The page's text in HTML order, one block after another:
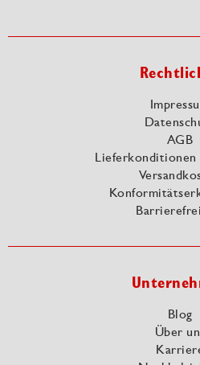
AGB
Lieferkonditionen
Blog
Über